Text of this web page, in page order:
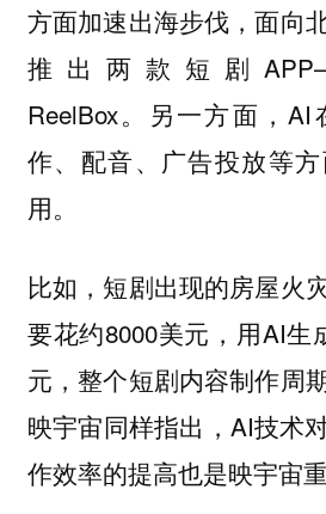
方面加速出海步伐，面向
推出两款短剧
ReelBox。另一方面，
作、配音、广告投放等
用。
比如，短剧出现的房屋火
要花约8000美元，用AI生
元，整个短剧内容制作周
映宇宙同样指出，AI技术
作效率的提高也是映宇宙